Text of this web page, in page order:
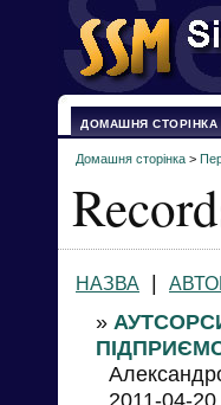
ДОМАШНЯ СТОРІНКА
Домашня сторінка >
НАЗВА |
»
2011-04-20